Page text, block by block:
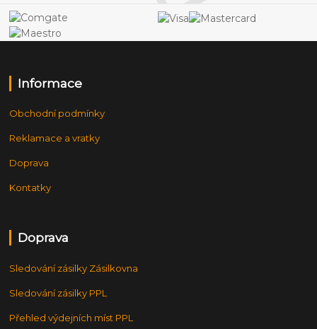
Informace
Obchodní podmínky
Reklamace a vratky
Doprava
Kontatky
Doprava
Sledování zásilky Zásilkovna
Sledování zásilky PPL
Přehled výdejních míst PPL